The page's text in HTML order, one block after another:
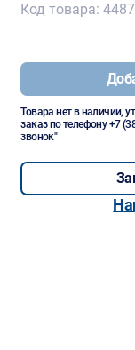
Код товара:
Товара нет в наличии,
заказ по телефону+7
звонок"